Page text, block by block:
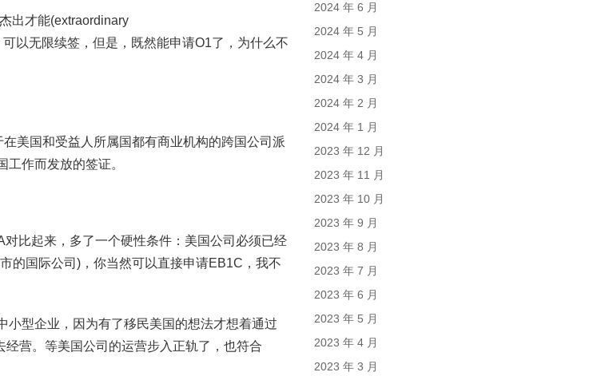
出才能(extraordinary
以无限续签，但是，既然能申请O1了，为什么不
美国和受益人所属国都有商业机构的跨国公司派
作而发放的签证。
比起来，多了一个硬性条件：美国公司必须已经
的国际公司)，你当然可以直接申请EB1C，我不
型企业，因为有了移民美国的想法才想着通过
营。等美国公司的运营步入正轨了，也符合
2024 年 6 月
2024 年 5 月
2024 年 4 月
2024 年 3 月
2024 年 2 月
2024 年 1 月
2023 年 12 月
2023 年 11 月
2023 年 10 月
2023 年 9 月
2023 年 8 月
2023 年 7 月
2023 年 6 月
2023 年 5 月
2023 年 4 月
2023 年 3 月